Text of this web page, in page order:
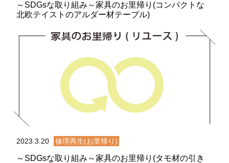
～SDGsな取り組み～家具のお里帰り(コンパクトな
北欧テイストのアルダー材テーブル)
2023.3.20 修理再生(お里帰り)
～SDGsな取り組み～家具のお里帰り(タモ材の引き